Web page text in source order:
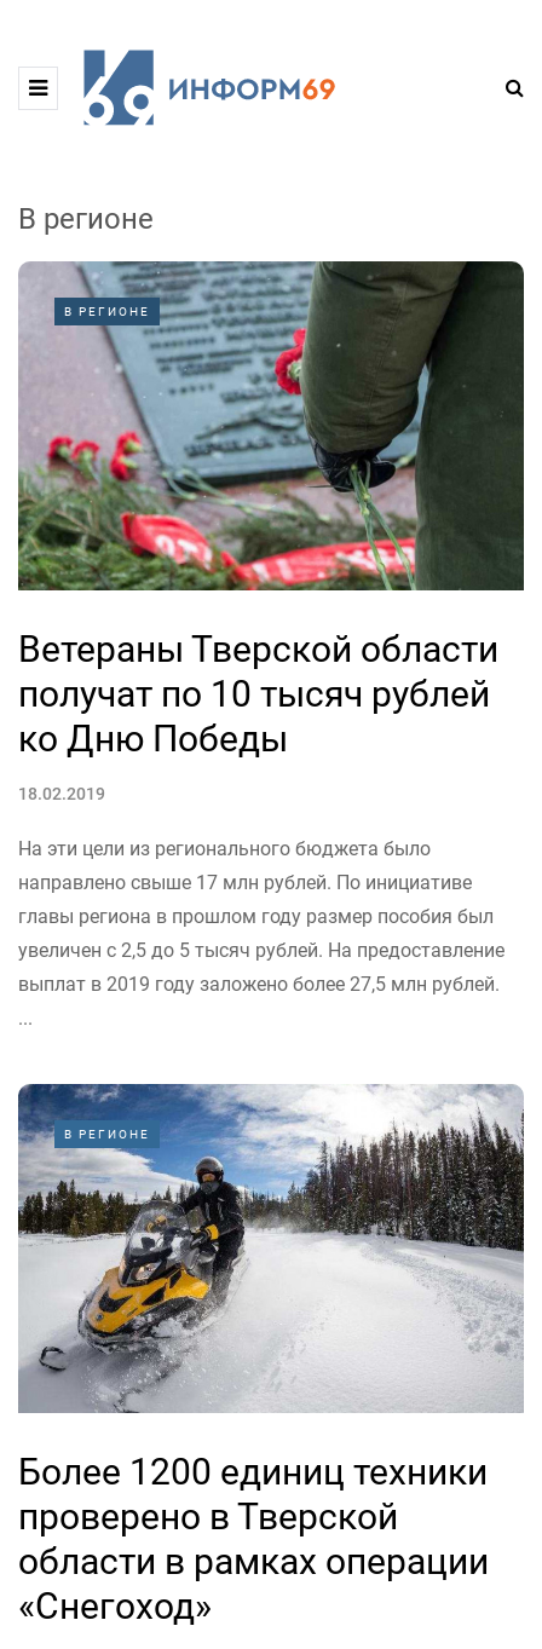
В регионе
В РЕГИОНЕ
Ветераны Тверской области
получат по 10 тысяч рублей
ко Дню Победы
18.02.2019
На эти цели из регионального бюджета было
направлено свыше 17 млн рублей. По инициативе
главы региона в прошлом году размер пособия был
увеличен с 2,5 до 5 тысяч рублей. На предоставление
выплат в 2019 году заложено более 27,5 млн рублей.
...
В РЕГИОНЕ
Более 1200 единиц техники
проверено в Тверской
области в рамках операции
«Снегоход»